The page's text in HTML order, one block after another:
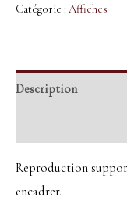
Catégorie : Affiches
Description
Reproduction
encadrer.